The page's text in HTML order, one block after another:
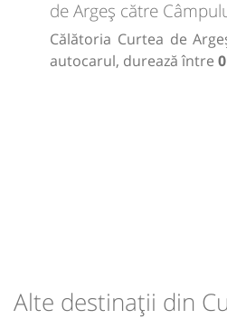
de Argeș către
Călătoria Curtea de
autocarul, durează între
Alte destinații din